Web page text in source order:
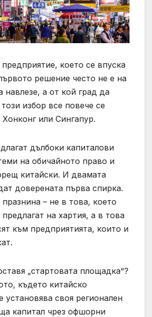
което се впуска
решение често не е на
навлезе, а от кой град да
избор все повече се
или Сингапур.
дълбоки капиталови
на обичайното право и
китайски. И двамата
доверената първа спирка.
– не в това, което
на хартия, а в това
към предприятията, които и
„стартовата площадка“?
където китайско
установява своя регионален
капитал чрез офшорни